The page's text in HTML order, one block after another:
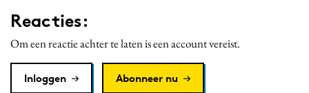
Reacties:
Om een reactie achter te laten is een account vereist.
Inloggen Abonneer nu